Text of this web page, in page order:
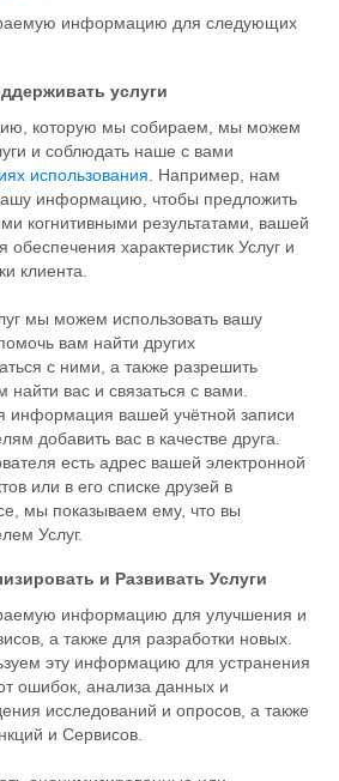
информацию для следующих
услуги
которую мы собираем, мы можем
и соблюдать наше с вами
использования . Например, нам
информацию, чтобы предложить
когнитивными результатами, вашей
обеспечения характеристик Услуг и
клиента.
мы можем использовать вашу
вам найти других
с ними, а также разрешить
найти вас и связаться с вами.
информация вашей учётной записи
добавить вас в качестве друга.
есть адрес вашей электронной
или в его списке друзей в
мы показываем ему, что вы
Услуг.
и Развивать Услуги
информацию для улучшения и
а также для разработки новых.
эту информацию для устранения
ошибок, анализа данных и
исследований и опросов, а также
и Сервисов.